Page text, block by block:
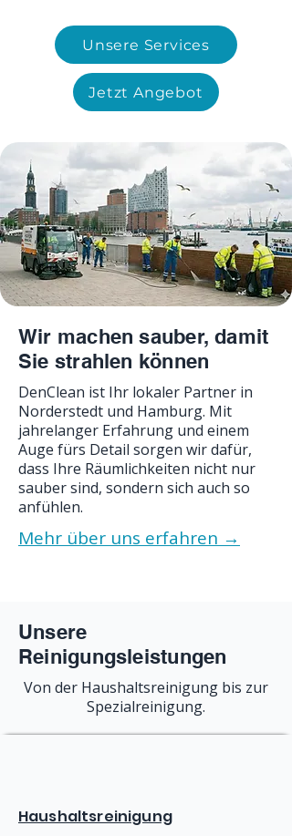
Unsere Services
Jetzt Angebot
Wir machen sauber, damit
Sie strahlen können
DenClean ist Ihr lokaler Partner in
Norderstedt und Hamburg. Mit
jahrelanger Erfahrung und einem
Auge fürs Detail sorgen wir dafür,
dass Ihre Räumlichkeiten nicht nur
sauber sind, sondern sich auch so
anfühlen.
Mehr über uns erfahren →
Unsere
Reinigungsleistungen
Von der Haushaltsreinigung bis zur
Spezialreinigung.
Haushaltsreinigung